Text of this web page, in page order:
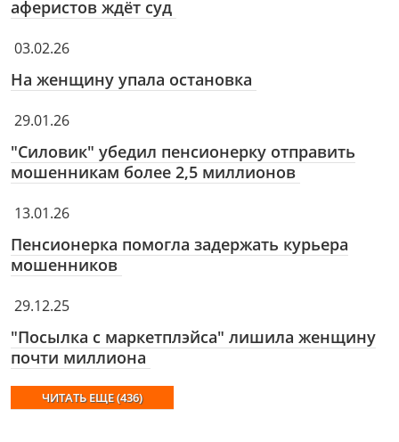
аферистов ждёт суд
03.02.26
На женщину упала остановка
29.01.26
"Силовик" убедил пенсионерку отправить
мошенникам более 2,5 миллионов
13.01.26
Пенсионерка помогла задержать курьера
мошенников
29.12.25
"Посылка с маркетплэйса" лишила женщину
почти миллиона
ЧИТАТЬ ЕЩЕ (436)